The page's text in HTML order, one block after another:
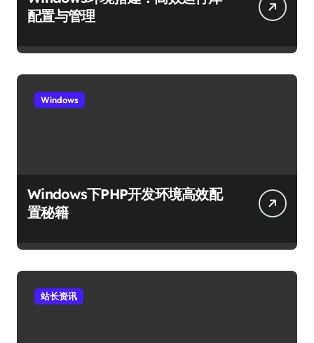
配置与管理
Windows
Windows下PHP开发环境高效配
置秘籍
站长资讯